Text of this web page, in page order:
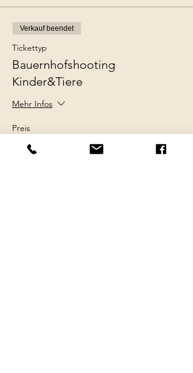
Verkauf beendet
Tickettyp
Bauernhofshooting
Kinder&Tiere
Mehr Infos
Preis
CHF 80.00